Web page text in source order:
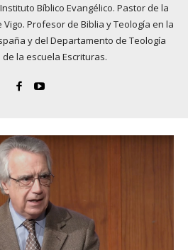
Bíblico Evangélico. Pastor de la
Profesor de Biblia y Teología en la
y del Departamento de Teología
de la escuela Escrituras.